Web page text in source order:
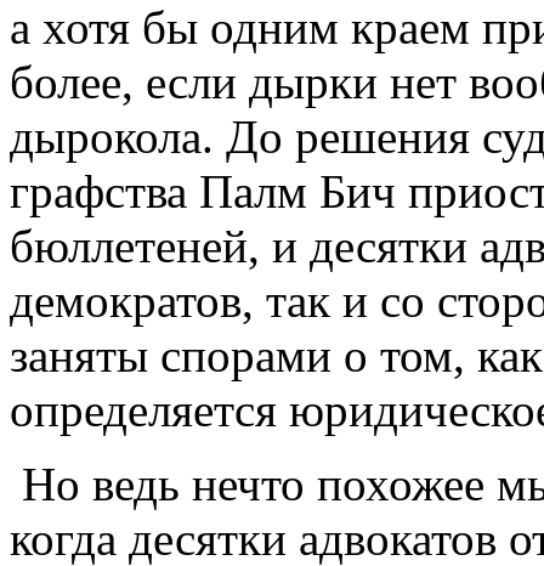
а хотя бы одним краем
более, если дырки нет
дырокола. До решения
графства Палм Бич
бюллетенeй, и десятки
демократов, так и со
заняты спорами о том,
определяется
Но ведь нечто похожее
когда десятки адвокатов